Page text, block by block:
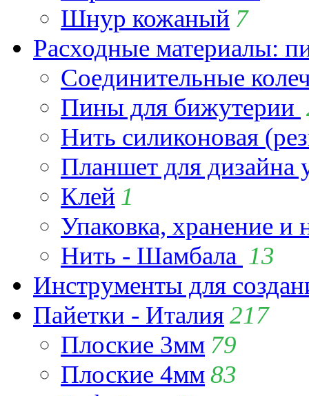
Шнур кожаный 7
Расходные материалы:
Соединительные
Пины для бижутерии
Нить силиконовая
Планшет для
Клей 1
Упаковка, хранение и
Нить - Шамбала 13
Инструменты для
Пайетки - Италия217
Плоские 3мм 79
Плоские 4мм83